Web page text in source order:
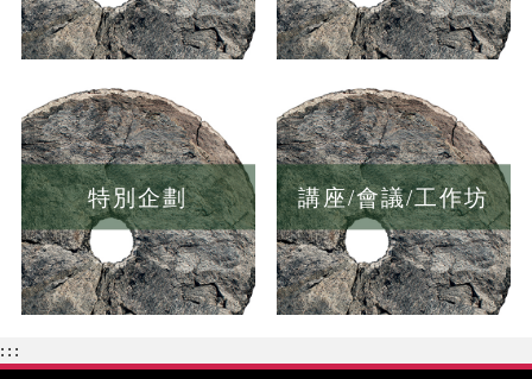
特別企劃 講座/會議/工作坊
:::